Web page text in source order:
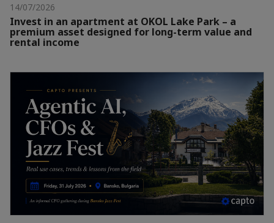
14/07/2026
Invest in an apartment at OKOL Lake Park – a
premium asset designed for long-term value and
rental income